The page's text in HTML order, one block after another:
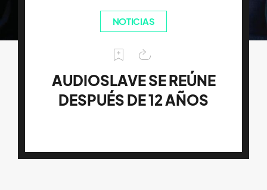
NOTICIAS
AUDIOSLAVE SE REÚNE
DESPUÉS DE 12 AÑOS